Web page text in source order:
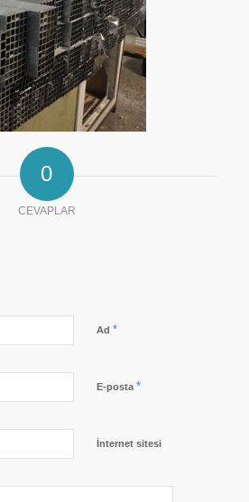
0
CEVAPLAR
Ad *
E-posta *
İnternet sitesi